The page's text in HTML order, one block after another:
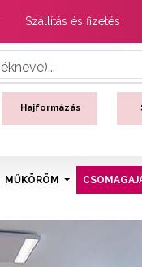
Szállítás és fizetés
Hajformázás
MŰKÖRÖM